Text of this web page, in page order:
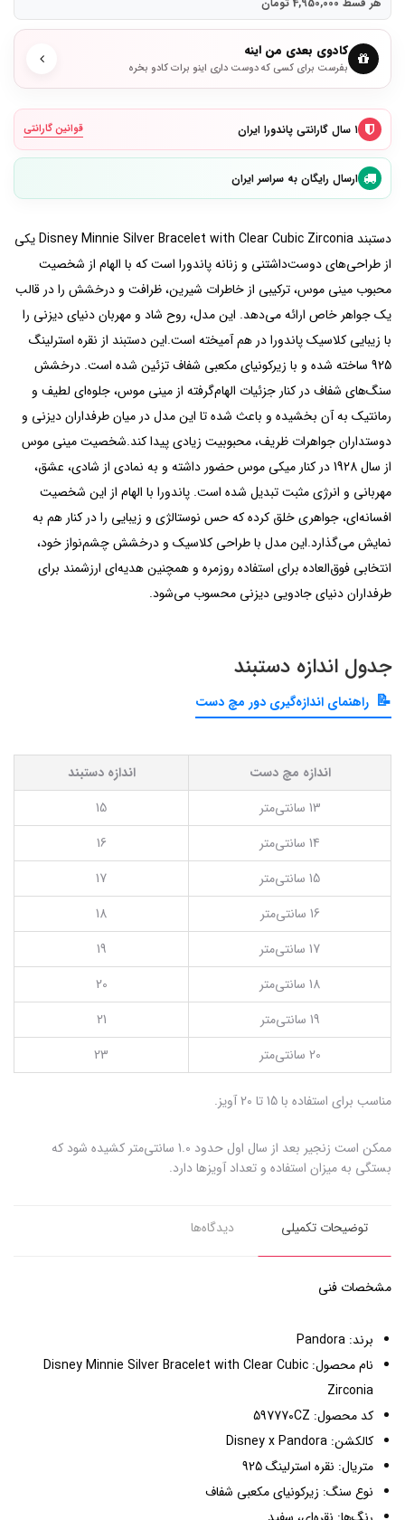
کادوی بعدی من اینه
بفرست برای کسی که دوست داری اینو برات کادو بخره
۱ سال گارانتی پاندورا ایران قوانین گارانتی
ارسال رایگان به سراسر ایران
دستبند Disney Minnie Silver Bracelet with Clear Cubic Zirconia یکی
از طراحی‌های دوست‌داشتنی و زنانه پاندورا است که با الهام از شخصیت
محبوب مینی موس، ترکیبی از خاطرات شیرین، ظرافت و درخشش را در قالب
یک جواهر خاص ارائه می‌دهد. این مدل، روح شاد و مهربان دنیای دیزنی را
با زیبایی کلاسیک پاندورا در هم آمیخته است.این دستبند از نقره استرلینگ
925 ساخته شده و با زیرکونیای مکعبی شفاف تزئین شده است. درخشش
سنگ‌های شفاف در کنار جزئیات الهام‌گرفته از مینی موس، جلوه‌ای لطیف و
رمانتیک به آن بخشیده و باعث شده تا این مدل در میان طرفداران دیزنی و
دوستداران جواهرات ظریف، محبوبیت زیادی پیدا کند.شخصیت مینی موس
از سال 1928 در کنار میکی موس حضور داشته و به نمادی از شادی، عشق،
مهربانی و انرژی مثبت تبدیل شده است. پاندورا با الهام از این شخصیت
افسانه‌ای، جواهری خلق کرده که حس نوستالژی و زیبایی را در کنار هم به
نمایش می‌گذارد.این مدل با طراحی کلاسیک و درخشش چشم‌نواز خود،
انتخابی فوق‌العاده برای استفاده روزمره و همچنین هدیه‌ای ارزشمند برای
طرفداران دنیای جادویی دیزنی محسوب می‌شود.
جدول اندازه دستبند
راهنمای اندازه‌گیری دور مچ دست
اندازه مچ دست
اندازه دستبند
13 سانتی‌متر
15
14 سانتی‌متر
16
15 سانتی‌متر
17
16 سانتی‌متر
18
17 سانتی‌متر
19
18 سانتی‌متر
20
19 سانتی‌متر
21
20 سانتی‌متر
23
مناسب برای استفاده با 15 تا 20 آویز.
ممکن است زنجیر بعد از سال اول حدود 1.0 سانتی‌متر کشیده شود که
بستگی به میزان استفاده و تعداد آویزها دارد.
توضیحات تکمیلی دیدگاه‌ها
مشخصات فنی
برند: Pandora
نام محصول: Disney Minnie Silver Bracelet with Clear Cubic
Zirconia
کد محصول: 597770CZ
کالکشن: Disney x Pandora
متریال: نقره استرلینگ 925
نوع سنگ: زیرکونیای مکعبی شفاف